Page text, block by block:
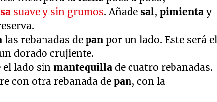
suave y sin grumos. Añadesal,pimientay
las rebanadas depanpor un lado. Este será el
dorado crujiente.
el lado sinmantequillade cuatro rebanadas.
con otra rebanada depan, con la